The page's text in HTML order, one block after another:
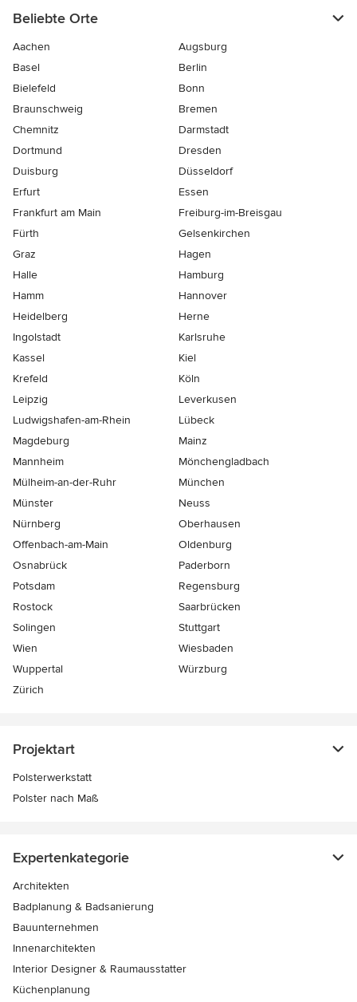
Beliebte Orte
Aachen
Augsburg
Basel
Berlin
Bielefeld
Bonn
Braunschweig
Bremen
Chemnitz
Darmstadt
Dortmund
Dresden
Duisburg
Düsseldorf
Erfurt
Essen
Frankfurt am Main
Freiburg-im-Breisgau
Fürth
Gelsenkirchen
Graz
Hagen
Halle
Hamburg
Hamm
Hannover
Heidelberg
Herne
Ingolstadt
Karlsruhe
Kassel
Kiel
Krefeld
Köln
Leipzig
Leverkusen
Ludwigshafen-am-Rhein
Lübeck
Magdeburg
Mainz
Mannheim
Mönchen­gladbach
Mülheim-an-der-Ruhr
München
Münster
Neuss
Nürnberg
Oberhausen
Offenbach-am-Main
Oldenburg
Osnabrück
Paderborn
Potsdam
Regensburg
Rostock
Saarbrücken
Solingen
Stuttgart
Wien
Wiesbaden
Wuppertal
Würzburg
Zürich
Projektart
Polsterwerkstatt
Polster nach Maß
Expertenkategorie
Architekten
Badplanung & Badsanierung
Bauunternehmen
Innenarchitekten
Interior Designer & Raumausstatter
Küchenplanung